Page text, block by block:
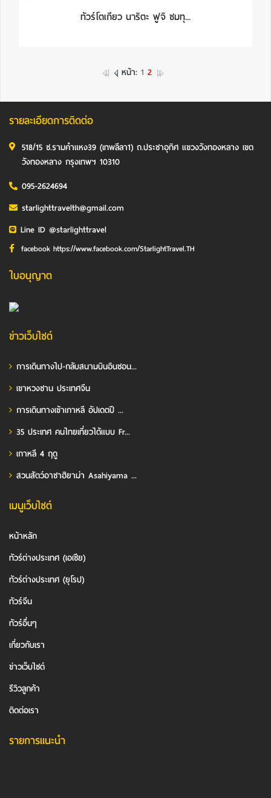
ทัวร์โตเกียว นาริตะ ฟูจิ ชมทุ...
หน้า: 1 2
รายละเอียดการติดต่อ
518/15 ซ.รามคำแหง39 (เทพลีลา1) ถ.ประชาอุทิศ แขวงวังทองหลาง เขต
วังทองหลาง กรุงเทพฯ 10310
095-2624694
starlighttravelth@gmail.com
Line ID @starlighttravel
facebook https://www.facebook.com/StarlightTravel.TH
ใบอนุญาต
ข่าวเว็บไซต์
การเดินทางไป-กลับสนามบินอินชอน...
เขาหวงซาน ประเทศจีน
การเดินทางเข้าเกาหลี อัปเดตปี ...
35 ประเทศ คนไทยเที่ยวได้แบบ Fr...
เกาหลี 4 ฤดู
สวนสัตว์อาซาฮิยาม่า Asahiyama ...
เมนูเว็บไซต์
หน้าหลัก
ทัวร์ต่างประเทศ (เอเชีย)
ทัวร์ต่างประเทศ (ยุโรป)
ทัวร์จีน
ทัวร์อื่นๆ
เกี่ยวกับเรา
ข่าวเว็บไซต์
รีวิวลูกค้า
ติดต่อเรา
รายการแนะนำ